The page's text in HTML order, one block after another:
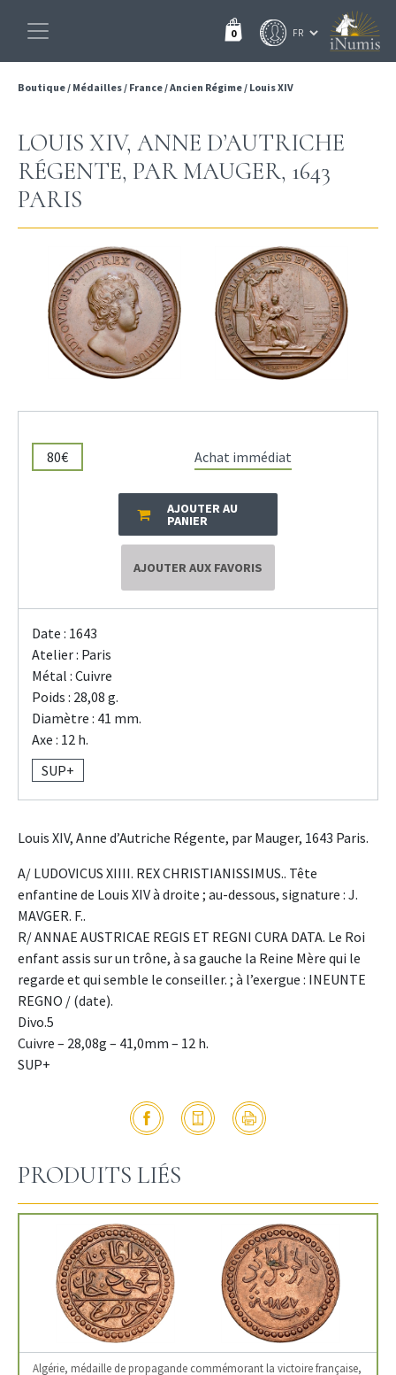
0
Boutique/ Médailles/ France/Ancien Régime/ Louis XIV
LOUIS XIV, ANNE D’AUTRICHE
RÉGENTE, PAR MAUGER, 1643
PARIS
80€ Achat immédiat
AJOUTER AU
PANIER
AJOUTER AUX FAVORIS
Date : 1643
Atelier : Paris
Métal : Cuivre
Poids : 28,08 g.
Diamètre : 41 mm.
Axe : 12 h.
SUP+
Louis XIV, Anne d’Autriche Régente, par Mauger, 1643 Paris.
A/ LUDOVICUS XIIII. REX CHRISTIANISSIMUS.. Tête
enfantine de Louis XIV à droite ; au-dessous, signature : J.
MAVGER. F..
R/ ANNAE AUSTRICAE REGIS ET REGNI CURA DATA. Le Roi
enfant assis sur un trône, à sa gauche la Reine Mère qui le
regarde et qui semble le conseiller. ; à l’exergue : INEUNTE
REGNO / (date).
Divo.5
Cuivre – 28,08g – 41,0mm – 12 h.
SUP+
PRODUITS LIÉS
Algérie, médaille de propagande commémorant la victoire française,